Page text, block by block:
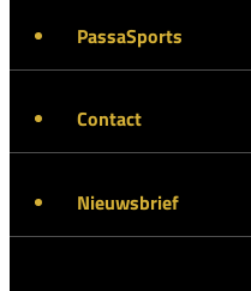
PassaSports
Contact
Nieuwsbrief